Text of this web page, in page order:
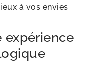
à vos envies
expérience